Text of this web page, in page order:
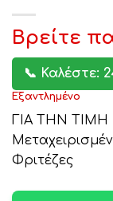
Βρείτε
📞 Καλέστε:
Εξαντλημένο
ΓΙΑ ΤΗΝ ΤΙΜΗ
Φριτέζες